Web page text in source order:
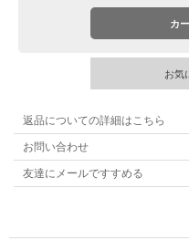
返品についての詳細はこちら
お問い合わせ
友達にメールですすめる